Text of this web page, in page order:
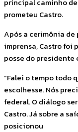
prometeu Castro.
Após a cerimônia de
imprensa, Castro foi
posse do presidente
“Falei o tempo todo
escolhesse. Nós
federal. O diálogo
Castro. Já sobre a
posicionou